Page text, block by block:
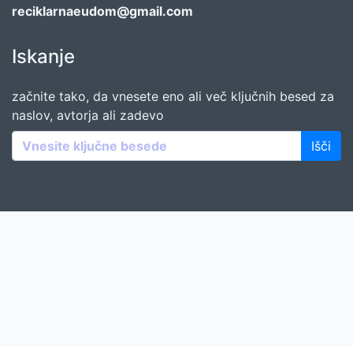
reciklarnaeudom@gmail.com
Iskanje
začnite tako, da vnesete eno ali več ključnih besed za
naslov, avtorja ali zadevo
Išči